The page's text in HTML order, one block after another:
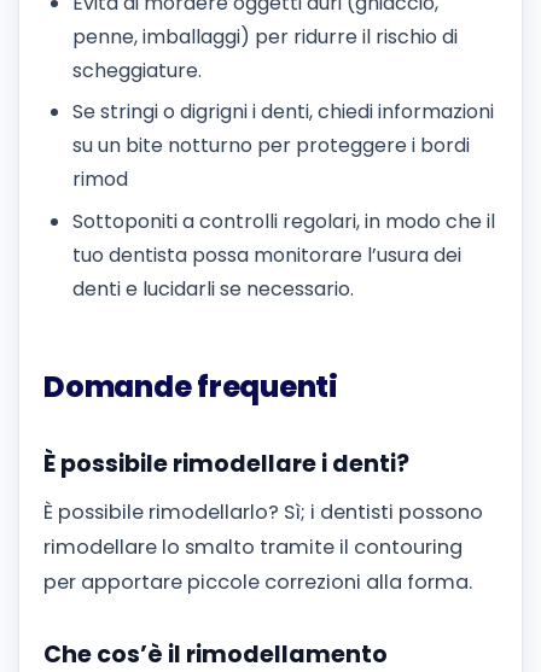
penne, imballaggi) per ridurre il rischio di
scheggiature.
Se stringi o digrigni i denti, chiedi informazioni
su un bite notturno per proteggere i bordi
rimod
Sottoponiti a controlli regolari, in modo che il
tuo dentista possa monitorare l’usura dei
denti e lucidarli se necessario.
Domande frequenti
È possibile rimodellare i denti?
È possibile rimodellarlo? Sì; i dentisti possono
rimodellare lo smalto tramite il contouring
per apportare piccole correzioni alla forma.
Che cos’è il rimodellamento